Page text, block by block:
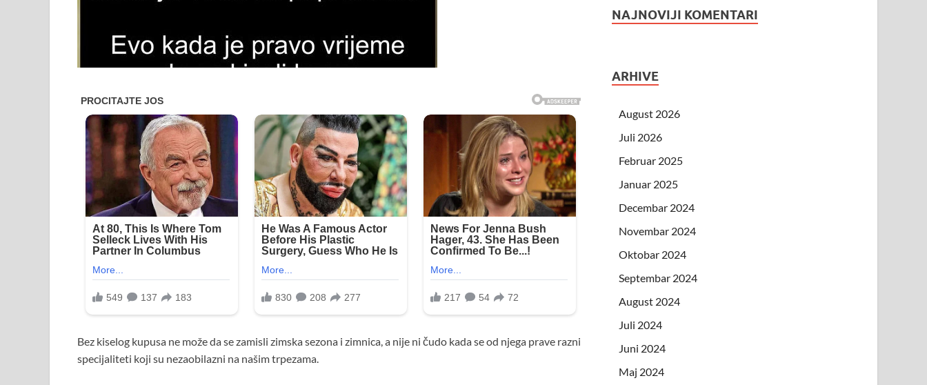
Bez kiselog kupusa ne može da se zamisli zimska sezona i zimnica, a nije ni čudo kada se od njega prave razni
specijaliteti koji su nezaobilazni na našim trpezama.
NAJNOVIJI KOMENTARI
ARHIVE
August 2026
Juli 2026
Februar 2025
Januar 2025
Decembar 2024
Novembar 2024
Oktobar 2024
Septembar 2024
August 2024
Juli 2024
Juni 2024
Maj 2024